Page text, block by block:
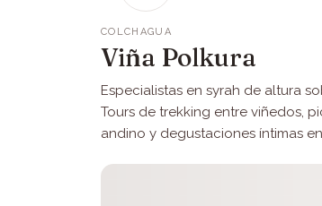
COLCHAGUA
Viña Polkura
Especialistas en syrah de altura
Tours de trekking entre viñedos,
andino y degustaciones íntimas